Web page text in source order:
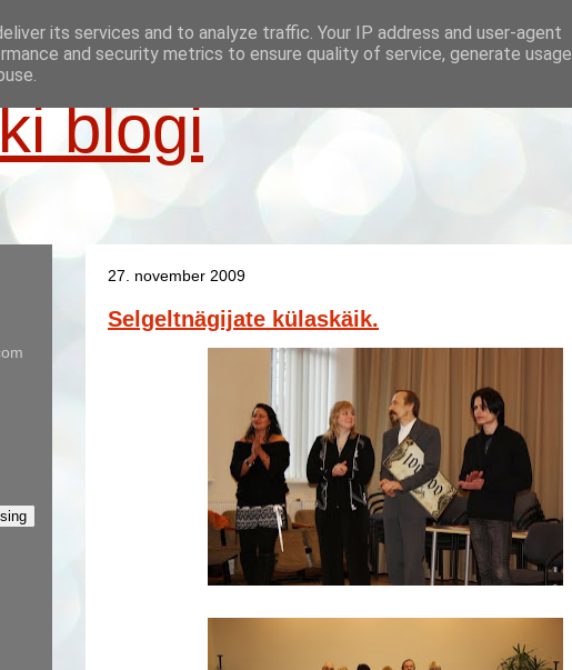
blogi
27. november 2009
Selgeltnägijate külaskäik.
its services and to analyze traffic. Your IP address and user-agent
and security metrics to ensure quality of service, generate usage